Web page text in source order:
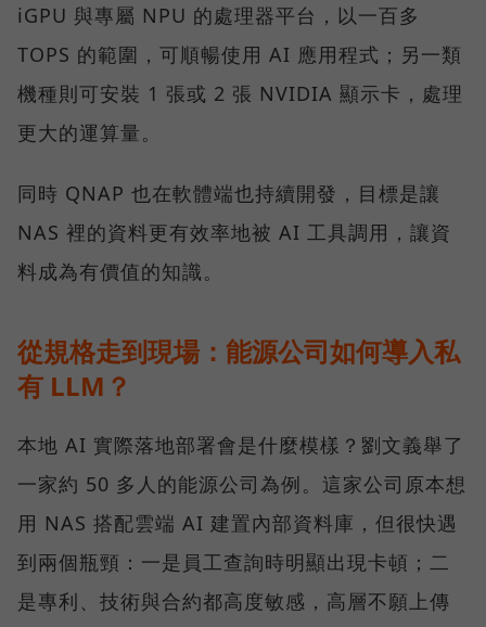
iGPU 與專屬 NPU 的處理器平台，以一百多
TOPS 的範圍，可順暢使用 AI 應用程式；另一類
機種則可安裝 1 張或 2 張 NVIDIA 顯示卡，處理
更大的運算量。
同時 QNAP 也在軟體端也持續開發，目標是讓
NAS 裡的資料更有效率地被 AI 工具調用，讓資
料成為有價值的知識。
從規格走到現場：能源公司如何導入私
有 LLM？
本地 AI 實際落地部署會是什麼模樣？劉文義舉了
一家約 50 多人的能源公司為例。這家公司原本想
用 NAS 搭配雲端 AI 建置內部資料庫，但很快遇
到兩個瓶頸：一是員工查詢時明顯出現卡頓；二
是專利、技術與合約都高度敏感，高層不願上傳